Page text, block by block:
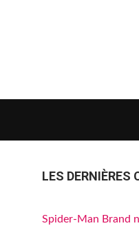
LES DERNIÈRES
Spider-Man Brand